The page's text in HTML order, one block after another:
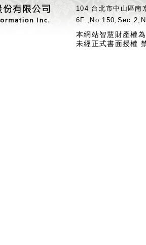
104 台北市中山區
本網站智慧財產權
未經正式書面授權